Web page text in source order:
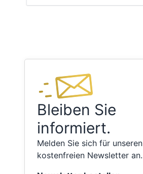
Bleiben Sie
informiert.
Melden Sie sich für unseren
kostenfreien Newsletter an.